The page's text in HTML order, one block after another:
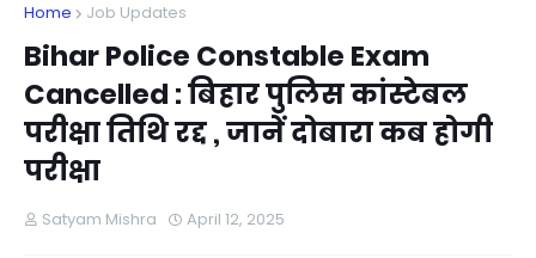
Home Job Updates
Bihar Police Constable Exam
Cancelled : बिहार पुलिस कांस्टेबल
परीक्षा तिथि रद्द , जानें दोबारा कब होगी
परीक्षा
Satyam Mishra April 12, 2025